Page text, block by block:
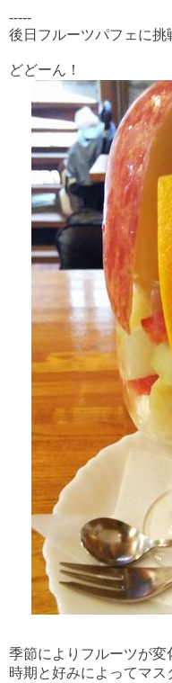
-----
後日フルーツパフェに挑
どどーん！
季節によりフルーツが変
時期と好みによってマス